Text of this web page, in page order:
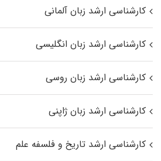
کارشناسی ارشد زبان آلمانی
کارشناسی ارشد زبان انگلیسی
کارشناسی ارشد زبان روسی
کارشناسی ارشد زبان ژاپنی
کارشناسی ارشد تاریخ و فلسفه علم